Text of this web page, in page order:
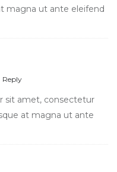
magna ut ante eleifend
Reply
sit amet, consectetur
at magna ut ante